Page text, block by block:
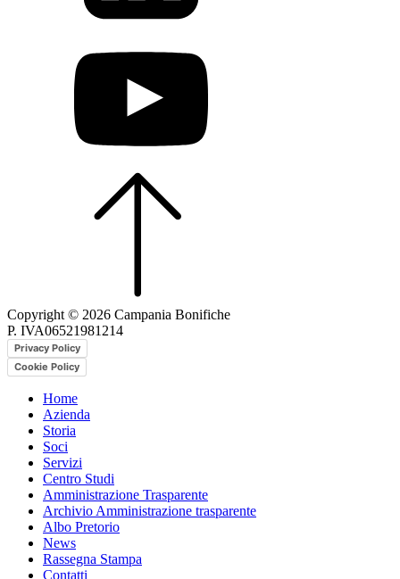
Copyright © 2026 Campania Bonifiche
P. IVA06521981214
Privacy Policy
Cookie Policy
Home
Azienda
Storia
Soci
Servizi
Centro Studi
Amministrazione Trasparente
Archivio Amministrazione trasparente
Albo Pretorio
News
Rassegna Stampa
Contatti